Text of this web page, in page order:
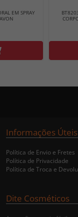
EM SPRAY
Informações Úteis
Política de Envio e Fretes
Política de Privacidade
Política de Troca e
Dite Cosméticos